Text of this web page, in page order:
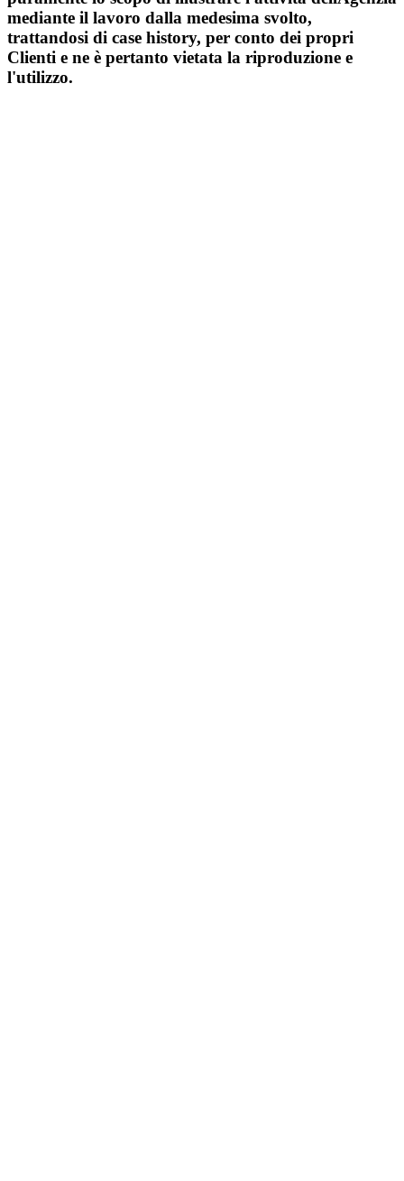
mediante il lavoro dalla medesima svolto,
trattandosi di case history, per conto dei propri
Clienti e ne è pertanto vietata la riproduzione e
l'utilizzo.